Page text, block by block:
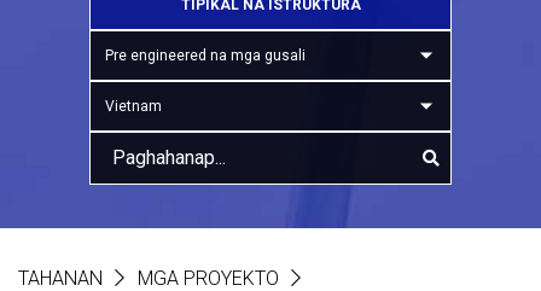
TIPIKAL NA ISTRUKTURA
Pre engineered na mga gusali
Vietnam
TAHANAN
MGA PROYEKTO